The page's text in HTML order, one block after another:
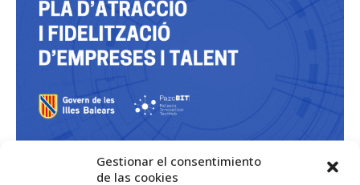
Gestionar el consentimiento
de las cookies